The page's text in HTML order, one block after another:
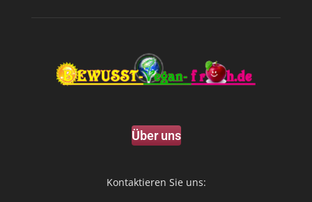
Über uns
Kontaktieren Sie uns: